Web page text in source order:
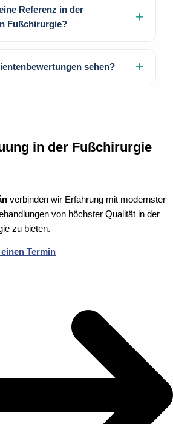
Referenz in der
Fußchirurgie?
sehen?
in der Fußchirurgie
verbinden wir Erfahrung mit modernster
von höchster Qualität in der
zu bieten.
Termin